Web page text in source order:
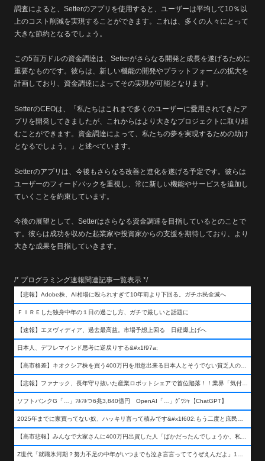
調査によると、Setterのアプリを使用すると、ユーザーは平均して10％以
上のコスト削減を実現することができます。これは、多くの人々にとって
大きな節約となるでしょう。
この5百万ドルの資金調達は、Setterがさらなる開発と成長を遂げるために
重要なものです。彼らは、新しい機能の開発やプラットフォームの拡大を
計画しており、資金調達によってその実現が可能となります。
SetterのCEOは、「私たちはこれまで多くのユーザーに愛用されてきたア
プリを開発してきましたが、これからはより大きなプロジェクトに取り組
むことができます。資金調達によって、私たちの夢を実現するための助け
となるでしょう。」と述べています。
Setterのアプリは、今後もさらなる改善と進化を遂げる予定です。彼らは
ユーザーのフィードバックを重視し、常に新しい機能やサービスを追加し
ていくことを約束しています。
今後の展望として、Setterはさらなる資金調達を目指しているとのことで
す。彼らは成功を収めた起業家や投資家からの支援を期待しており、より
大きな成果を目指していきます。
/* プログラミング速報関連記事一覧表示 */
【悲報】Adobe株、AI相場に殴られすぎて10年前より下回る。ガチホ民全滅へ
ＦＩＲＥした独身中年の１日の過ごし方、ガチで厳しいと話題に
【速報】エヌヴィディア、過去最高益。市場予想上回る 日経爆上げへ
日本人、デフレマインド思考に逆戻りする&#x1f97a;
ソフトバンクG「…」ﾌﾙﾌﾙつ6兆3,840億円 OpenAI「…」ｸﾞﾜｼｬ【ChatGPT】